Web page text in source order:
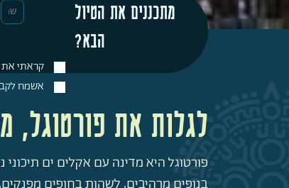
מתכננים את הטיול
הבא?
קראתי את
אשמח
לגלות את פורטוגל,
פורטוגל היא מדינה עם אקלים ים